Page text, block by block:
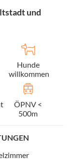
und
Hunde
willkommen
ÖPNV <
500m